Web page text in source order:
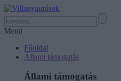
Menü
Főoldal
Állami támogatás
Állami támogatás